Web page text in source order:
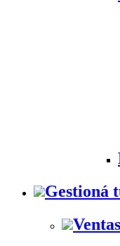
Gestioná
Ventas